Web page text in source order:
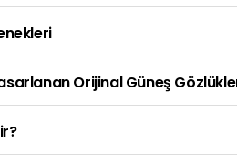
Orijinal Güneş